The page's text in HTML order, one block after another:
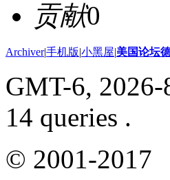
贡献0
Archiver|手机版|小黑屋|美国论坛
GMT-6,
14 queries .
© 2001-2017